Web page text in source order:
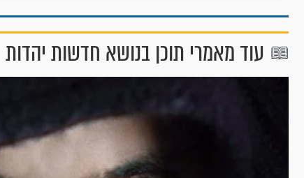
עוד מאמרי תוכן בנושא חדשות יהדות